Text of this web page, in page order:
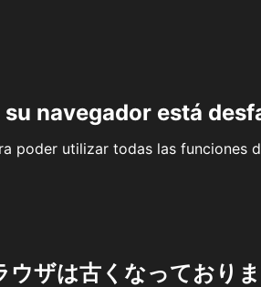
navegador está
poder utilizar todas las funciones
ウザは古くなっており